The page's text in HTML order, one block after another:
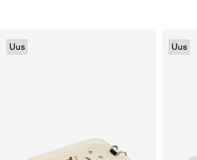
Uus Uus